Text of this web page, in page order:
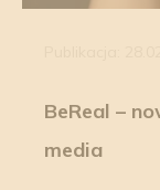
BeReal –
media